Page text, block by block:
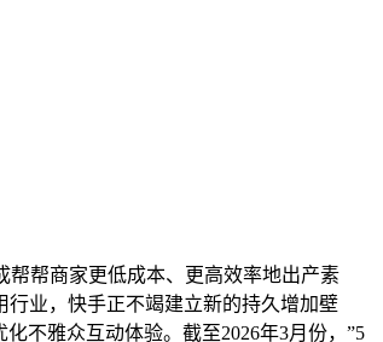
帮商家更低成本、更高效率地出产素
业，快手正不竭建立新的持久增加壁
不雅众互动体验。截至2026年3月份，”5